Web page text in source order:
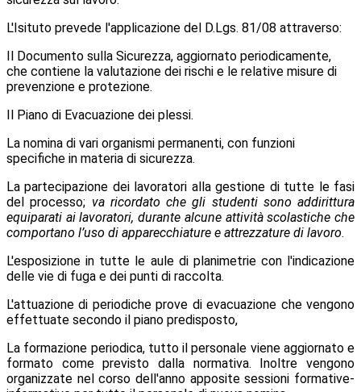
L'Isituto prevede l'applicazione del D.Lgs. 81/08 attraverso:
Il Documento sulla Sicurezza, aggiornato periodicamente,
che contiene la valutazione dei rischi e le relative misure di
prevenzione e protezione.
Il Piano di Evacuazione dei plessi.
La nomina di vari organismi permanenti, con funzioni
specifiche in materia di sicurezza.
La partecipazione dei lavoratori alla gestione di tutte le fasi
del processo; va ricordato che gli studenti sono addirittura
equiparati ai lavoratori, durante alcune attività scolastiche che
comportano l’uso di apparecchiature e attrezzature di lavoro.
L'esposizione in tutte le aule di planimetrie con l'indicazione
delle vie di fuga e dei punti di raccolta.
L'attuazione di periodiche prove di evacuazione che vengono
effettuate secondo il piano predisposto,
La formazione periodica, tutto il personale viene aggiornato e
formato come previsto dalla normativa. Inoltre vengono
organizzate nel corso dell'anno apposite sessioni formative-